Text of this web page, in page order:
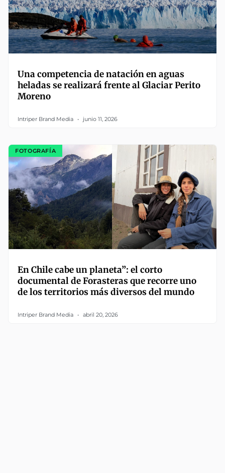
Una competencia de natación en aguas
heladas se realizará frente al Glaciar Perito
Moreno
Intriper Brand Media junio 11, 2026
FOTOGRAFÍA
En Chile cabe un planeta”: el corto
documental de Forasteras que recorre uno
de los territorios más diversos del mundo
Intriper Brand Media abril 20, 2026